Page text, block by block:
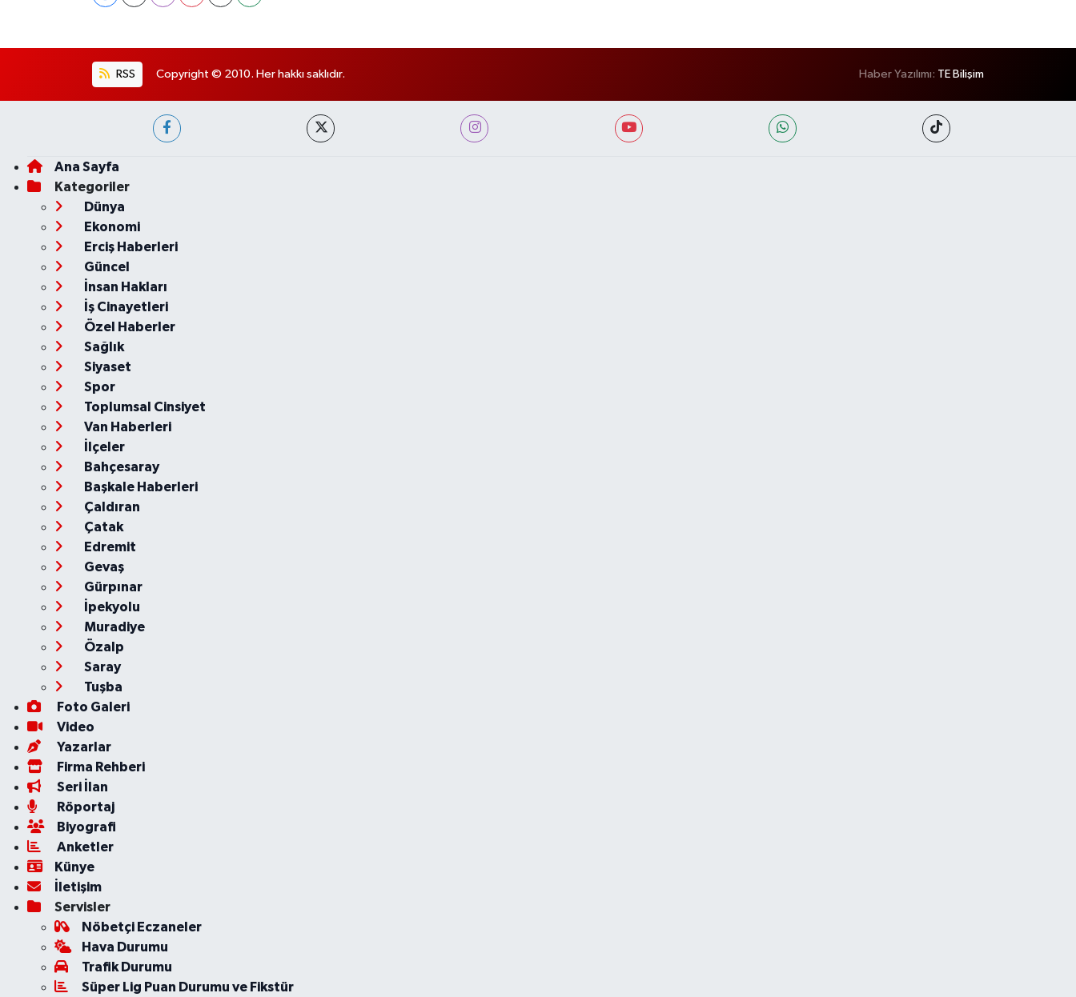
RSS Copyright © 2010. Her hakkı saklıdır. Haber Yazılımı: TE Bilişim
Ana Sayfa
Kategoriler
Dünya
Ekonomi
Erciş Haberleri
Güncel
İnsan Hakları
İş Cinayetleri
Özel Haberler
Sağlık
Siyaset
Spor
Toplumsal Cinsiyet
Van Haberleri
İlçeler
Bahçesaray
Başkale Haberleri
Çaldıran
Çatak
Edremit
Gevaş
Gürpınar
İpekyolu
Muradiye
Özalp
Saray
Tuşba
Foto Galeri
Video
Yazarlar
Firma Rehberi
Seri İlan
Röportaj
Biyografi
Anketler
Künye
İletişim
Servisler
Nöbetçi Eczaneler
Hava Durumu
Trafik Durumu
Süper Lig Puan Durumu ve Fikstür